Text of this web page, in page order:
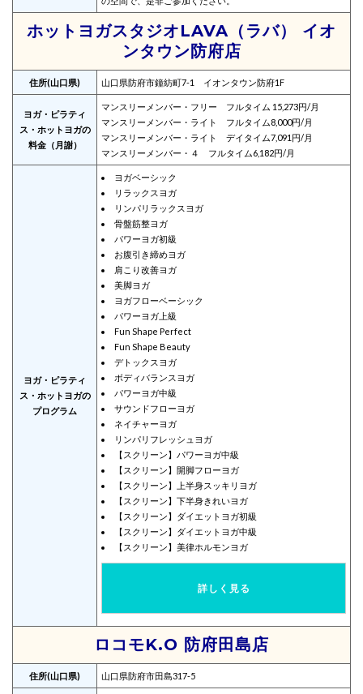
ホットヨガスタジオLAVA（ラバ） イオ
ンタウン防府店
住所(山口県) 山口県防府市鐘紡町7-1 イオンタウン防府1F
ヨガ・ピラティ
ス・ホットヨガの
料金（月謝）
マンスリーメンバー・フリー フルタイム 15,273円/月
マンスリーメンバー・ライト フルタイム8,000円/月
マンスリーメンバー・ライト デイタイム7,091円/月
マンスリーメンバー・４ フルタイム6,182円/月
ヨガ・ピラティ
ス・ホットヨガの
プログラム
ヨガベーシック
リラックスヨガ
リンパリラックスヨガ
骨盤筋整ヨガ
パワーヨガ初級
お腹引き締めヨガ
肩こり改善ヨガ
美脚ヨガ
ヨガフローベーシック
パワーヨガ上級
Fun Shape Perfect
Fun Shape Beauty
デトックスヨガ
ボディバランスヨガ
パワーヨガ中級
サウンドフローヨガ
ネイチャーヨガ
リンパリフレッシュヨガ
【スクリーン】パワーヨガ中級
【スクリーン】開脚フローヨガ
【スクリーン】上半身スッキリヨガ
【スクリーン】下半身きれいヨガ
【スクリーン】ダイエットヨガ初級
【スクリーン】ダイエットヨガ中級
【スクリーン】美律ホルモンヨガ
詳しく見る
ロコモK.O 防府田島店
住所(山口県) 山口県防府市田島317-5